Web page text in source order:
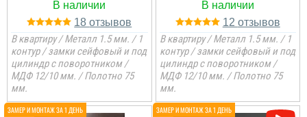
18
В квартиру / Металл 1.5 мм. / 1
контур / замки сейфовый и под
цилиндр с поворотником /
МДФ 12/10 мм. / Полотно 75
мм.
12
В квартиру / Металл 1.5 мм. / 1
контур / замки сейфовый и под
цилиндр с поворотником /
МДФ 12/10 мм. / Полотно 75
мм.